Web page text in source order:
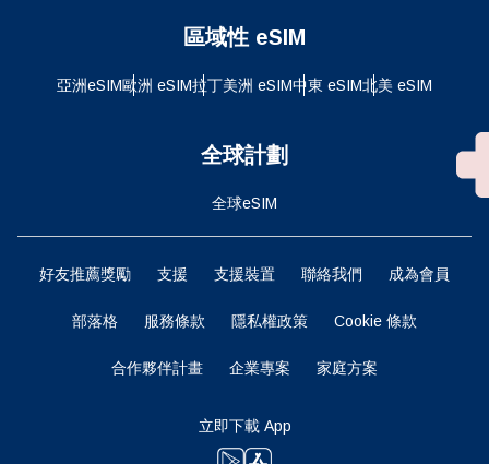
區域性 eSIM
亞洲eSIM歐洲 eSIM拉丁美洲 eSIM中東 eSIM北美 eSIM
全球計劃
全球eSIM
好友推薦獎勵 支援 支援裝置 聯絡我們 成為會員
部落格 服務條款 隱私權政策 Cookie 條款
合作夥伴計畫 企業專案 家庭方案
立即下載 App